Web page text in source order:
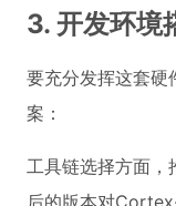
3. 开发环境
要充分发挥这套硬
案：
工具链选择方面
后的版本对